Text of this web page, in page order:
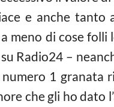
e anche tanto
meno di cose
Radio24 –
1 granata
che gli ho dato